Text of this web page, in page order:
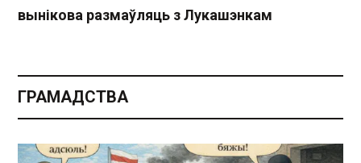
вынікова размаўляць з Лукашэнкам
ГРАМАДСТВА